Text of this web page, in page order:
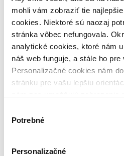
mohli vám zobraziť tie
cookies. Niektoré sú naozaj
stránka vôbec nefungovala.
analytické cookies, ktoré nám
náš web funguje, a stále ho
Personalizačné cookies nám
stránku pre vašu lepšiu
nám pomohlo, keby sme mohli
súhlasu
Potrebné
Personalizačné